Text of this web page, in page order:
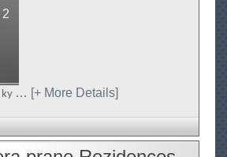
2
… [+ More Details]